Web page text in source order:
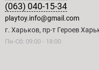
(063) 040-15-34
playtoy.info@gmail.com
г. Харьков, пр-т Героев
Пн-Сб: 09:00 - 18:00